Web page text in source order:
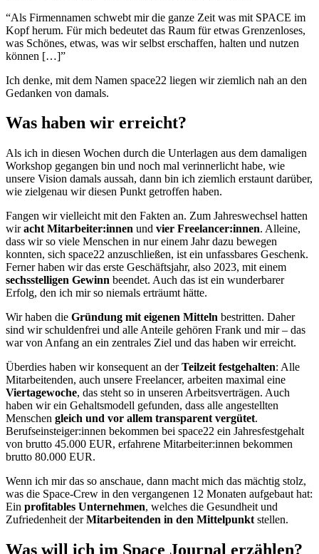
“Als Firmennamen schwebt mir die ganze Zeit was mit SPACE im
Kopf herum. Für mich bedeutet das Raum für etwas Grenzenloses,
was Schönes, etwas, was wir selbst erschaffen, halten und nutzen
können […]”
Ich denke, mit dem Namen space22 liegen wir ziemlich nah an den
Gedanken von damals.
Was haben wir erreicht?
Als ich in diesen Wochen durch die Unterlagen aus dem damaligen
Workshop gegangen bin und noch mal verinnerlicht habe, wie
unsere Vision damals aussah, dann bin ich ziemlich erstaunt darüber,
wie zielgenau wir diesen Punkt getroffen haben.
Fangen wir vielleicht mit den Fakten an. Zum Jahreswechsel hatten
wiracht Mitarbeiter:innen und vier Freelancer:innen. Alleine,
dass wir so viele Menschen in nur einem Jahr dazu bewegen
konnten, sich space22 anzuschließen, ist ein unfassbares Geschenk.
Ferner haben wir das erste Geschäftsjahr, also 2023, mit einem
sechsstelligen Gewinn beendet. Auch das ist ein wunderbarer
Erfolg, den ich mir so niemals erträumt hätte.
Wir haben die Gründung mit eigenen Mitteln bestritten. Daher
sind wir schuldenfrei und alle Anteile gehören Frank und mir – das
war von Anfang an ein zentrales Ziel und das haben wir erreicht.
Überdies haben wir konsequent an derTeilzeit festgehalten: Alle
Mitarbeitenden, auch unsere Freelancer, arbeiten maximal eine
Viertagewoche, das steht so in unseren Arbeitsverträgen. Auch
haben wir ein Gehaltsmodell gefunden, dass alle angestellten
Menschen gleich und vor allem transparent vergütet.
Berufseinsteiger:innen bekommen bei space22 ein Jahresfestgehalt
von brutto 45.000 EUR, erfahrene Mitarbeiter:innen bekommen
brutto 80.000 EUR.
Wenn ich mir das so anschaue, dann macht mich das mächtig stolz,
was die Space-Crew in den vergangenen 12 Monaten aufgebaut hat:
Ein profitables Unternehmen, welches die Gesundheit und
Zufriedenheit derMitarbeitenden in den Mittelpunkt stellen.
Was will ich im Space Journal erzählen?